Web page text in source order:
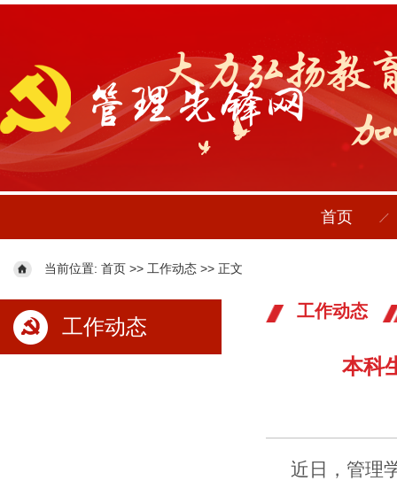
首页
当前位置: 首页 >> 工作动态 >> 正文
工作动态
工作动态
本科
近日，管理